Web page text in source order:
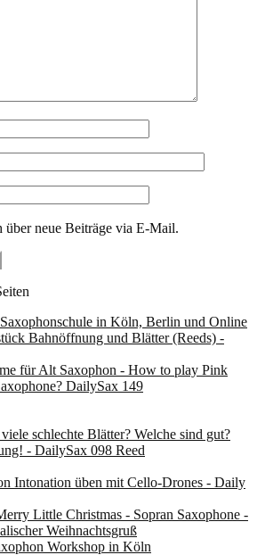
über neue Beiträge via E-Mail.
in Köln, Berlin und Online
Bahnöffnung und Blätter (Reeds) -
für Alt Saxophon - How to play Pink
DailySax 149
schlechte Blätter? Welche sind gut?
- DailySax 098 Reed
Intonation üben mit Cello-Drones - Daily
Little Christmas - Sopran Saxophone -
Weihnachtsgruß
Workshop in Köln